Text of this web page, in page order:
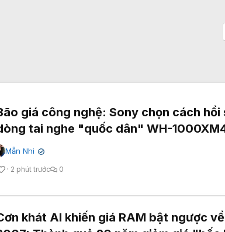
giá công nghệ: Sony chọn cách hồi
tai nghe "quốc dân" WH-
Mẫn Nhi ✔
2 phút trước 0
khát AI khiến giá RAM bật ngược